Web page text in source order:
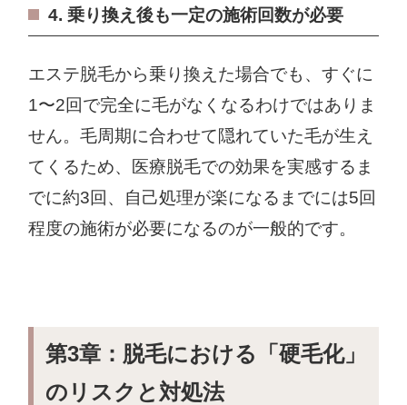
4. 乗り換え後も一定の施術回数が必要
エステ脱毛から乗り換えた場合でも、すぐに
1〜2回で完全に毛がなくなるわけではありま
せん。毛周期に合わせて隠れていた毛が生え
てくるため、医療脱毛での効果を実感するま
でに約3回、自己処理が楽になるまでには5回
程度の施術が必要になるのが一般的です。
第3章：脱毛における「硬毛化」
のリスクと対処法